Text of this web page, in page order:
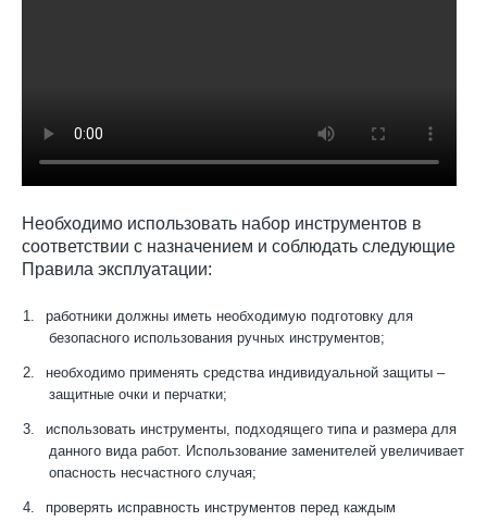
Необходимо использовать набор инструментов в
соответствии с назначением и соблюдать следующие
Правила эксплуатации:
1.
работники должны иметь необходимую подготовку для
безопасного использования ручных инструментов;
2.
необходимо применять средства индивидуальной защиты –
защитные очки и перчатки;
3.
использовать инструменты, подходящего типа и размера для
данного вида работ. Использование заменителей увеличивает
опасность несчастного случая;
4.
проверять исправность инструментов перед каждым